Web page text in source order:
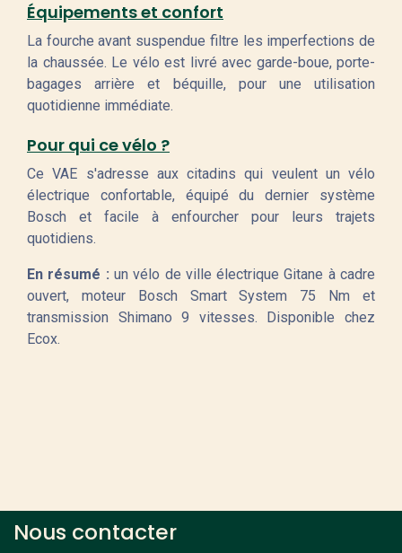
Équipements et confort
La fourche avant suspendue filtre les imperfections de
la chaussée. Le vélo est livré avec garde-boue, porte-
bagages arrière et béquille, pour une utilisation
quotidienne immédiate.
Pour qui ce vélo ?
Ce VAE s'adresse aux citadins qui veulent un vélo
électrique confortable, équipé du dernier système
Bosch et facile à enfourcher pour leurs trajets
quotidiens.
En résumé : un vélo de ville électrique Gitane à cadre
ouvert, moteur Bosch Smart System 75 Nm et
transmission Shimano 9 vitesses. Disponible chez
Ecox.
Nous contacter